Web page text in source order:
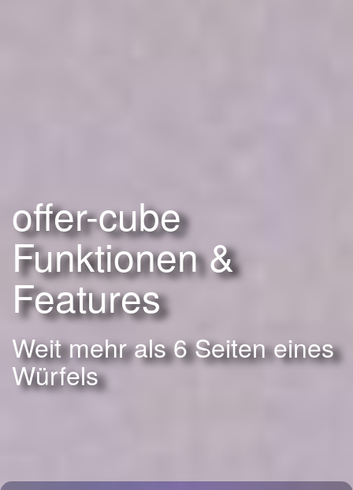
offer-cube
Funktionen &
Features
Weit mehr als 6 Seiten eines
Würfels